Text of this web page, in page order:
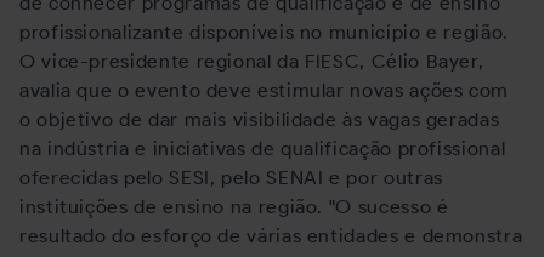
profissionalizante disponíveis no município e região.
O vice-presidente regional da FIESC, Célio Bayer,
avalia que o evento deve estimular novas ações com
o objetivo de dar mais visibilidade às vagas geradas
na indústria e iniciativas de qualificação profissional
oferecidas pelo SESI, pelo SENAI e por outras
instituições de ensino na região. "O sucesso é
resultado do esforço de várias entidades e demonstra